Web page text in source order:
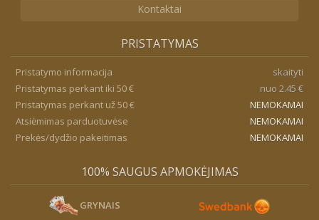
Kontaktai
PRISTATYMAS
Pristatymo informacija
skaityti
Pristatymas perkant iki 50 €
nuo 2.45 €
Pristatymas perkant už 50 €
NEMOKAMAI
Atsiėmimas parduotuvėse
NEMOKAMAI
Prekės/dydžio pakeitimas
NEMOKAMAI
100% SAUGUS APMOKĖJIMAS
GRYNAIS